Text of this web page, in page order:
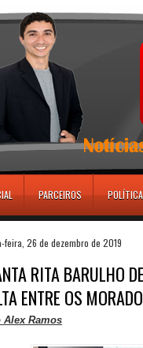
PARCEIROS
feira, 26 de dezembro de 2019
RITA BARULHO
ENTRE OS
Alex Ramos